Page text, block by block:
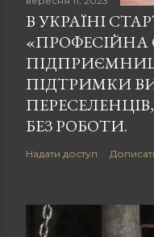
В УКРАЇНІ
«ПРОФЕСІЙНА
ПІДТРИМКИ
БЕЗ РОБОТИ.
Надати доступ